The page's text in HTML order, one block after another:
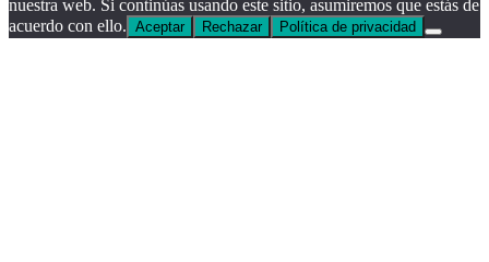
nuestra web. Si continúas usando este sitio, asumiremos que estás de
acuerdo con ello. Aceptar Rechazar Política de privacidad